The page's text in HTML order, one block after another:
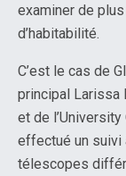
examiner de
d’habitabilité.
C’est le cas de
principal Larissa
et de
effectué un suivi
télescopes